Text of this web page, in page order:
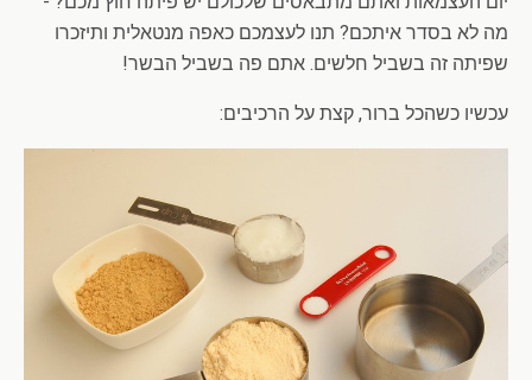
מה לא בסדר איתכם? תנו לעצמכם כאפה מנטאלית ותיזכרו
שפיתה זה בשביל חלשים. אתם פה בשביל הבשר!
עכשיו כשהכל ברור, קצת על הרכיבים: